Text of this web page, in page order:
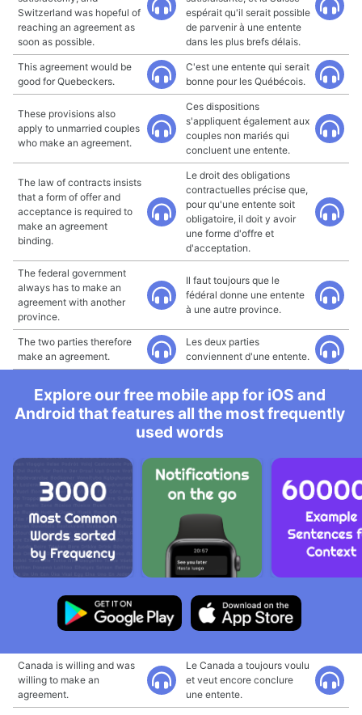
Switzerland was hopeful of
reaching an agreement as
soon as possible.
espérait qu'il serait possible
de parvenir à une entente
dans les plus brefs délais.
This agreement would be
good for Quebeckers.
C'est une entente qui serait
bonne pour les Québécois.
These provisions also
apply to unmarried couples
who make an agreement.
Ces dispositions
s'appliquent également aux
couples non mariés qui
concluent une entente.
The law of contracts insists
that a form of offer and
acceptance is required to
make an agreement
binding.
Le droit des obligations
contractuelles précise que,
pour qu'une entente soit
obligatoire, il doit y avoir
une forme d'offre et
d'acceptation.
The federal government
always has to make an
agreement with another
province.
Il faut toujours que le
fédéral donne une entente
à une autre province.
The two parties therefore
make an agreement.
Les deux parties
conviennent d'une entente.
Explore our free mobile app for iOS and
Android that features all the most frequently
used words
Canada is willing and was
willing to make an
agreement.
Le Canada a toujours voulu
et veut encore conclure
une entente.